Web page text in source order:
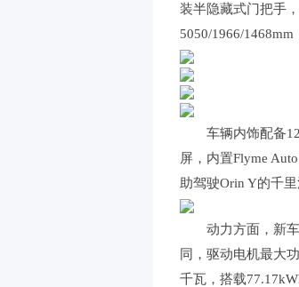
装半隐藏式门把手
5050/1966/1468mm
车辆内饰配备
屏，内置Flyme
助驾驶Orin Y的千
动力方面，新
同，驱动电机最大
千瓦，搭载